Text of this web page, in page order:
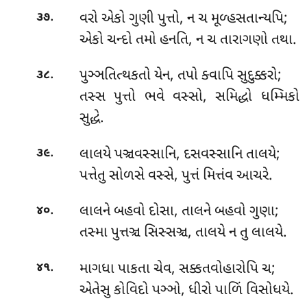
૩૭.
વરો એકો ગુણી પુત્તો, ન ચ મૂળ્હસતાન્યપિ;
એકો ચન્દો તમો હનતિ, ન ચ તારાગણો તથા.
૩૮.
પુઞ્ઞતિત્થકતો યેન, તપો ક્વાપિ સુદુક્કરો;
તસ્સ પુત્તો ભવે વસ્સો, સમિદ્ધો ધમ્મિકો
સુદ્ધે.
૩૯.
લાલયે પઞ્ચવસ્સાનિ, દસવસ્સાનિ તાલયે;
પત્તેતુ સોળસે વસ્સે, પુત્તં મિત્તંવ આચરે.
૪૦. લાલનેબહવો દોસા, તાલને બહવો ગુણા;
તસ્મા પુત્તઞ્ચ સિસ્સઞ્ચ, તાલયે ન તુ લાલયે.
૪૧.
માગધા પાકતા ચેવ, સક્કતવોહારોપિ ચ;
એતેસુ કોવિદો પઞ્ઞો, ધીરો પાળિં વિસોધયે.